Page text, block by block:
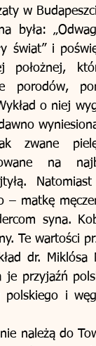
w
była:
świat” i
położnej,
porodów,
o niej
zwane
na
– matkę
syna.
Te wartości
dr. Miklósa
je przyjaźń
i
należą do